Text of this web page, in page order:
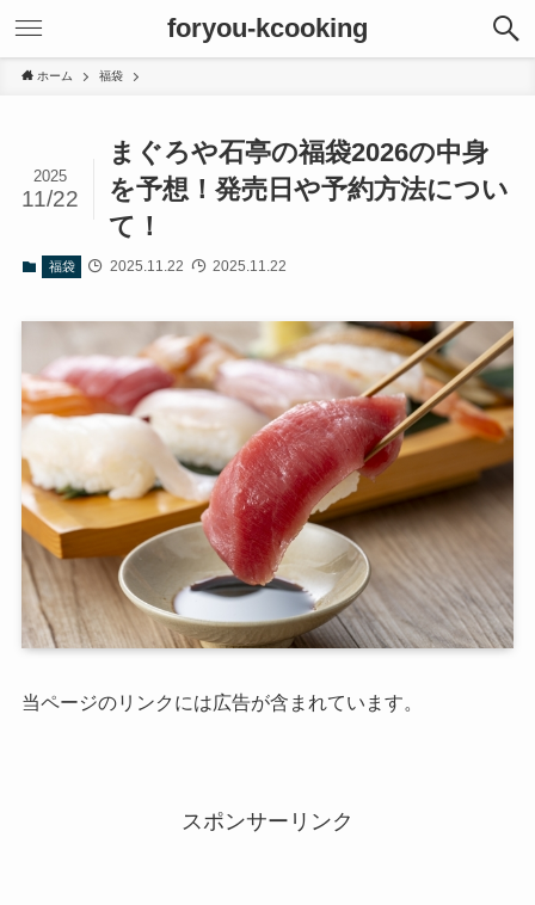
foryou-kcooking
ホーム 福袋
まぐろや石亭の福袋2026の中身
を予想！発売日や予約方法につい
て！
2025
11/22
福袋 2025.11.22 2025.11.22
当ページのリンクには広告が含まれています。
スポンサーリンク